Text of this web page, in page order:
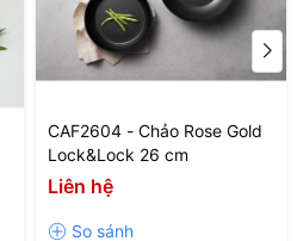
CAF2604 - Chảo Rose Gold
Lock&Lock 26 cm
Liên hệ